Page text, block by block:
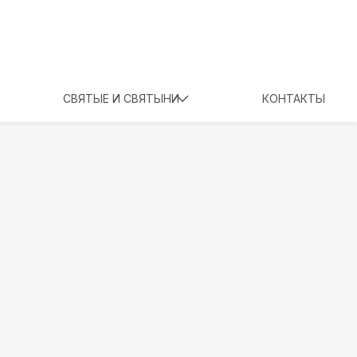
СВЯТЫЕ И СВЯТЫНИ КОНТАКТЫ